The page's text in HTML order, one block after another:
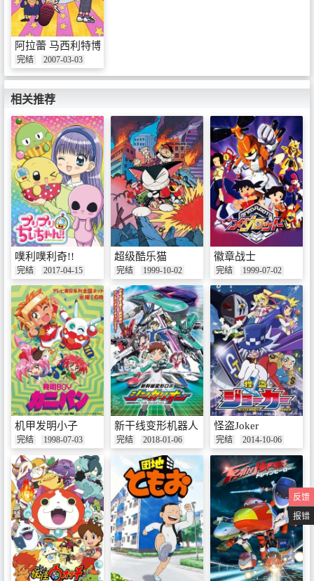
阿拉蕾 马西利特博士
完结 2007-03-03
相关推荐
噗利噗利奇!!
完结 2017-04-15
超级酷乐猫
完结 1999-10-02
徽章战士
完结 1999-07-02
机甲发明小子
完结 1998-07-03
新干线变形机器人
完结 2018-01-06
怪盗Joker
完结 2014-10-06
反馈
报错